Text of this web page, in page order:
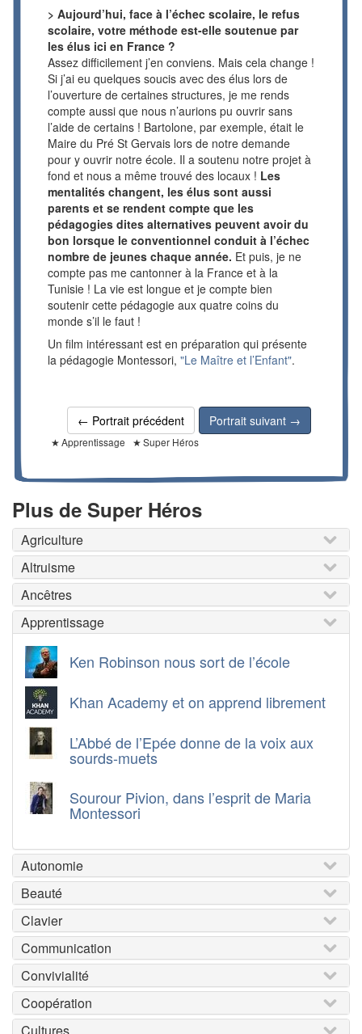
> Aujourd’hui, face à l’échec scolaire, le refus
scolaire, votre méthode est-elle soutenue par
les élus ici en France ?
Assez difficilement j’en conviens. Mais cela change !
Si j’ai eu quelques soucis avec des élus lors de
l’ouverture de certaines structures, je me rends
compte aussi que nous n’aurions pu ouvrir sans
l’aide de certains ! Bartolone, par exemple, était le
Maire du Pré St Gervais lors de notre demande
pour y ouvrir notre école. Il a soutenu notre projet à
fond et nous a même trouvé des locaux ! Les
mentalités changent, les élus sont aussi
parents et se rendent compte que les
pédagogies dites alternatives peuvent avoir du
bon lorsque le conventionnel conduit à l’échec
nombre de jeunes chaque année. Et puis, je ne
compte pas me cantonner à la France et à la
Tunisie ! La vie est longue et je compte bien
soutenir cette pédagogie aux quatre coins du
monde s’il le faut !
Un film intéressant est en préparation qui présente
la pédagogie Montessori, "Le Maître et l’Enfant".
Portrait suivant →
← Portrait précédent
Apprentissage Super Héros
Plus de Super Héros
Agriculture
Altruisme
Ancêtres
Apprentissage
Ken Robinson nous sort de l’école
Khan Academy et on apprend librement
L’Abbé de l’Epée donne de la voix aux
sourds-muets
Sourour Pivion, dans l’esprit de Maria
Montessori
Autonomie
Beauté
Clavier
Communication
Convivialité
Coopération